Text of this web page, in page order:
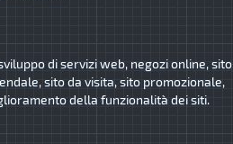
di servizi web, negozi online, sito
sito da visita, sito promozionale,
della funzionalità dei siti.